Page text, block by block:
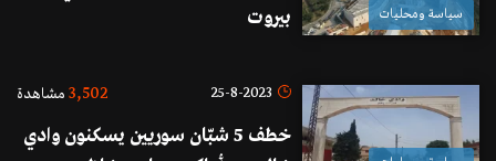
سياسة ومحليات
بيروت
25-8-2023
3,502 مشاهدة
خطف 5 شبّان سوريين يسكنون وادي